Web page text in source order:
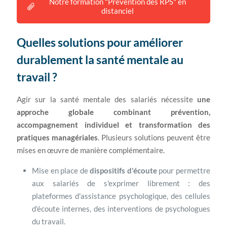
distanciel
Quelles solutions pour améliorer
durablement la santé mentale au
travail ?
Agir sur la santé mentale des salariés nécessite une
approche globale combinant prévention,
accompagnement individuel et transformation des
pratiques managériales. Plusieurs solutions peuvent être
mises en œuvre de manière complémentaire.
Mise en place dedispositifs d'écoutepour permettre
aux salariés de s'exprimer librement : des
plateformes d'assistance psychologique, des cellules
d'écoute internes, des interventions de psychologues
du travail.